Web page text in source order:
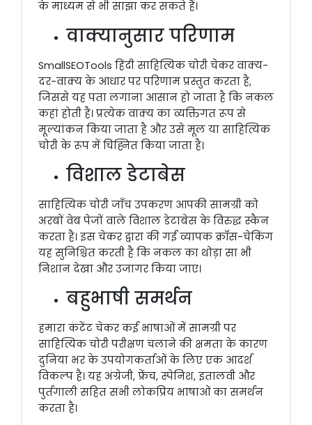
के माध्यम से भी साझा कर सकते हैं।
वाक्यानुसार परिणाम
SmallSEOTools हिंदी साहित्यिक चोरी चेकर वाक्य-
दर-वाक्य के आधार पर परिणाम प्रस्तुत करता है,
जिससे यह पता लगाना आसान हो जाता है कि नकल
कहां होती है। प्रत्येक वाक्य का व्यक्तिगत रूप से
मूल्यांकन किया जाता है और उसे मूल या साहित्यिक
चोरी के रूप में चिह्नित किया जाता है।
विशाल डेटाबेस
साहित्यिक चोरी जाँच उपकरण आपकी सामग्री को
अरबों वेब पेजों वाले विशाल डेटाबेस के विरुद्ध स्कैन
करता है। इस चेकर द्वारा की गई व्यापक क्रॉस-चेकिंग
यह सुनिश्चित करती है कि नकल का थोड़ा सा भी
निशान देखा और उजागर किया जाए।
बहुभाषी समर्थन
हमारा कंटेंट चेकर कई भाषाओं में सामग्री पर
साहित्यिक चोरी परीक्षण चलाने की क्षमता के कारण
दुनिया भर के उपयोगकर्ताओं के लिए एक आदर्श
विकल्प है। यह अंग्रेजी, फ्रेंच, स्पेनिश, इतालवी और
पुर्तगाली सहित सभी लोकप्रिय भाषाओं का समर्थन
करता है।